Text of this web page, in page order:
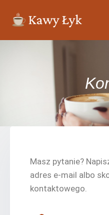
Masz pytanie?
adres e-mail albo
kontaktowego.